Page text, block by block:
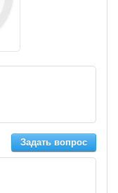
Задать вопрос